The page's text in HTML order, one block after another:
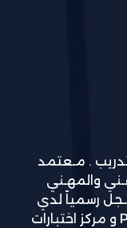
. مـعتمد
والمهـني
رسمياً لدي
المعهد الأمريكي لإدارة المشاريع PMI و مركز اختبارات